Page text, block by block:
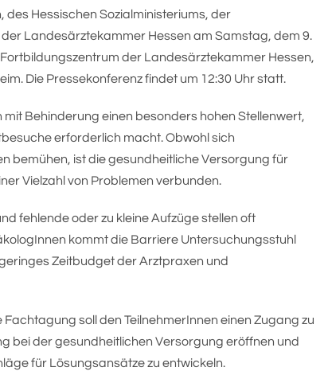
Hessischen Sozialministeriums, der
Landesärztekammer Hessen am Samstag, dem 9.
der Landesärztekammer Hessen,
Die Pressekonferenz findet um 12:30 Uhr statt.
Behinderung einen besonders hohen Stellenwert,
erforderlich macht. Obwohl sich
bemühen, ist die gesundheitliche Versorgung für
Vielzahl von Problemen verbunden.
fehlende oder zu kleine Aufzüge stellen oft
kommt die Barriere Untersuchungsstuhl
Zeitbudget der Arztpraxen und
soll den TeilnehmerInnen einen Zugang zu
bei der gesundheitlichen Versorgung eröffnen und
für Lösungsansätze zu entwickeln.